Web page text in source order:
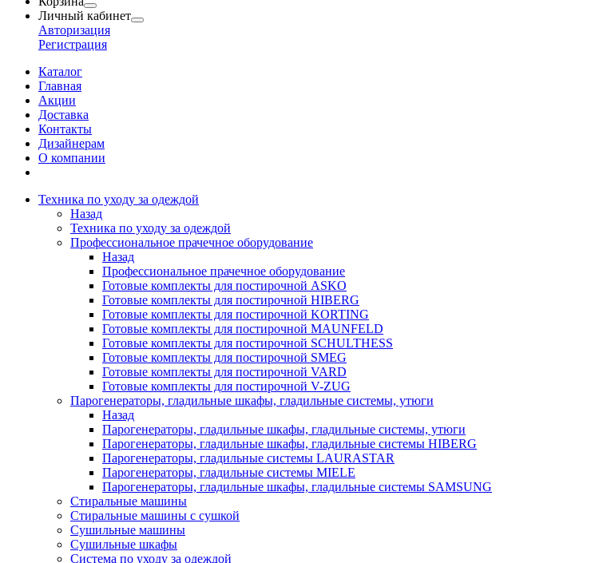
Личный кабинет
Авторизация
Регистрация
Каталог
Главная
Акции
Доставка
Контакты
Дизайнерам
О компании
Техника по уходу за одеждой
Назад
Техника по уходу за одеждой
Профессиональное прачечное оборудование
Назад
Профессиональное прачечное оборудование
Готовые комплекты для постирочной ASKO
Готовые комплекты для постирочной HIBERG
Готовые комплекты для постирочной KORTING
Готовые комплекты для постирочной MAUNFELD
Готовые комплекты для постирочной SCHULTHESS
Готовые комплекты для постирочной SMEG
Готовые комплекты для постирочной VARD
Готовые комплекты для постирочной V-ZUG
Парогенераторы, гладильные шкафы, гладильные системы, утюги
Назад
Парогенераторы, гладильные шкафы, гладильные системы, утюги
Парогенераторы, гладильные шкафы, гладильные системы HIBERG
Парогенераторы, гладильные системы LAURASTAR
Парогенераторы, гладильные системы MIELE
Парогенераторы, гладильные шкафы, гладильные системы SAMSUNG
Стиральные машины
Стиральные машины с сушкой
Сушильные машины
Сушильные шкафы
Система по уходу за одеждой